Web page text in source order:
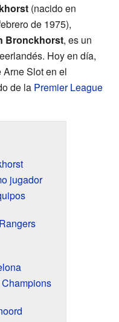
(nacido en
de 1975),
Bronckhorst, es un
Hoy en día,
Slot en el
de la Premier League
jugador